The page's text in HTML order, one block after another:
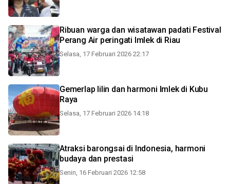
Ribuan warga dan wisatawan padati Festival
Perang Air peringati Imlek di Riau
Selasa, 17 Februari 2026 22:17
Gemerlap lilin dan harmoni Imlek di Kubu
Raya
Selasa, 17 Februari 2026 14:18
Atraksi barongsai di Indonesia, harmoni
budaya dan prestasi
Senin, 16 Februari 2026 12:58